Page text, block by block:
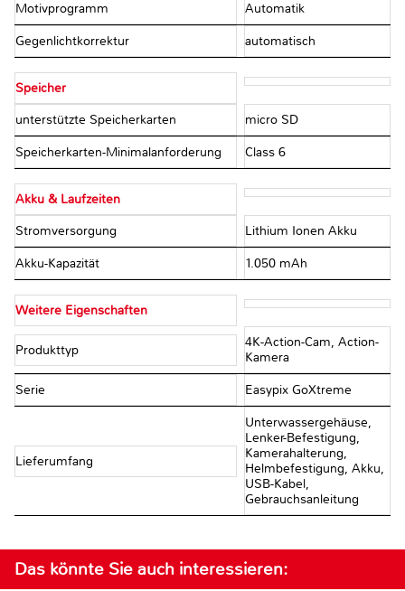
Motivprogramm Automatik
Gegenlichtkorrektur automatisch
Speicher
unterstützte Speicherkarten micro SD
Speicherkarten-Minimalanforderung Class 6
Akku & Laufzeiten
Stromversorgung Lithium Ionen Akku
Akku-Kapazität 1.050 mAh
Weitere Eigenschaften
Produkttyp
4K-Action-Cam, Action-
Kamera
Serie Easypix GoXtreme
Lieferumfang
Unterwassergehäuse,
Lenker-Befestigung,
Kamerahalterung,
Helmbefestigung, Akku,
USB-Kabel,
Gebrauchsanleitung
Das könnte Sie auch interessieren: